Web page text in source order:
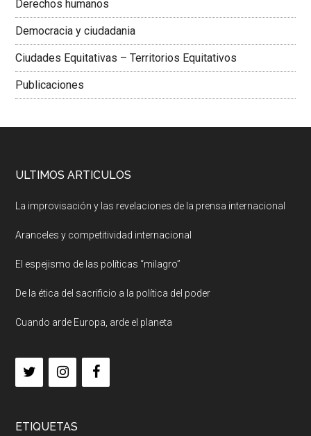
Derechos humanos
Democracia y ciudadania
Ciudades Equitativas – Territorios Equitativos
Publicaciones
ULTIMOS ARTICULOS
La improvisación y las revelaciones de la prensa internacional
Aranceles y competitividad internacional
El espejismo de las políticas “milagro”
De la ética del sacrificio a la política del poder
Cuando arde Europa, arde el planeta
ETIQUETAS